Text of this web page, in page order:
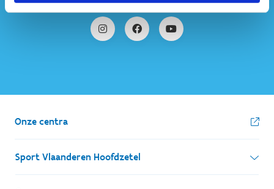
Onze centra
Sport Vlaanderen Hoofdzetel